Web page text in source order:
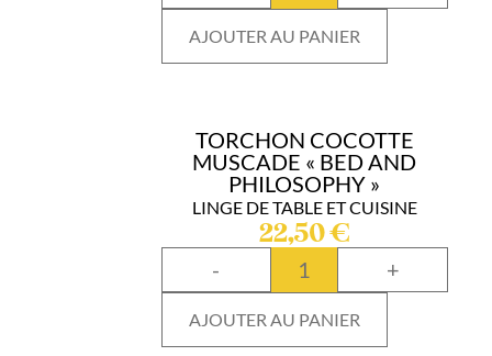
AJOUTER AU PANIER
TORCHON COCOTTE
MUSCADE « BED AND
PHILOSOPHY »
LINGE DE TABLE ET CUISINE
22,50€
- +
AJOUTER AU PANIER